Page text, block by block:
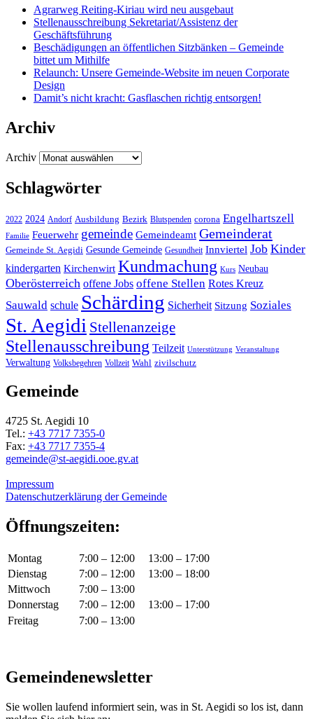
Agrarweg Reiting-Kiriau wird neu ausgebaut
Stellenausschreibung Sekretariat/Assistenz der
Geschäftsführung
Beschädigungen an öffentlichen Sitzbänken – Gemeinde
bittet um Mithilfe
Relaunch: Unsere Gemeinde-Website im neuen Corporate
Design
Damit’s nicht kracht: Gasflaschen richtig entsorgen!
Archiv
Archiv
Schlagwörter
2022 2024 Andorf Ausbildung Bezirk Blutspenden corona Engelhartszell
Familie Feuerwehr gemeinde Gemeindeamt Gemeinderat
Gemeinde St. Aegidi Gesunde Gemeinde Gesundheit Innviertel Job Kinder
kindergarten Kirchenwirt Kundmachung Kurs Neubau
Oberösterreich offene Jobs offene Stellen Rotes Kreuz
Sauwald schule Schärding Sicherheit Sitzung Soziales
St. Aegidi Stellenanzeige
Stellenausschreibung Teilzeit Unterstützung Veranstaltung
Verwaltung Volksbegehren Vollzeit Wahl zivilschutz
Gemeinde
4725 St. Aegidi 10
Tel.: +43 7717 7355-0
Fax: +43 7717 7355-4
gemeinde@st-aegidi.ooe.gv.at
Impressum
Datenschutzerklärung der Gemeinde
Öffnungszeiten:
Montag 7:00 – 12:00
13:00 – 17:00
Dienstag
7:00 – 12:00
13:00 – 18:00
Mittwoch
7:00 – 13:00
Donnerstag
7:00 – 12:00
13:00 – 17:00
Freitag
7:00 – 13:00
Gemeindenewsletter
Sie wollen laufend informiert sein, was in St. Aegidi so los ist, dann